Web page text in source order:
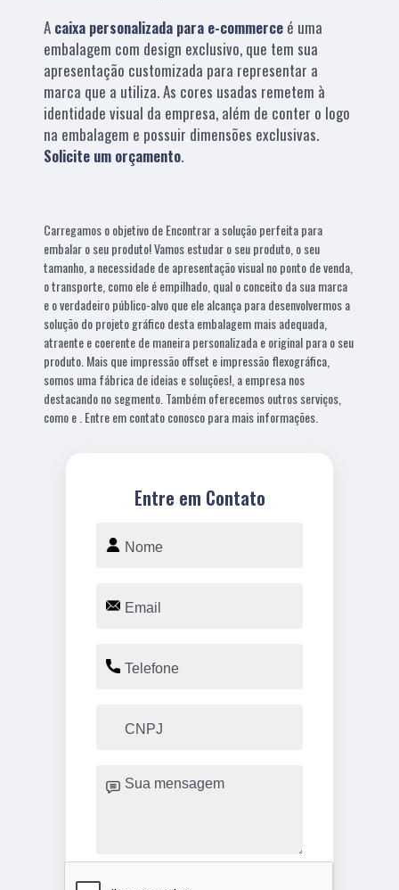
A caixa personalizada para e-commerce é uma
embalagem com design exclusivo, que tem sua
apresentação customizada para representar a
marca que a utiliza. As cores usadas remetem à
identidade visual da empresa, além de conter o logo
na embalagem e possuir dimensões exclusivas.
Solicite um orçamento.
Carregamos o objetivo de Encontrar a solução perfeita para
embalar o seu produto! Vamos estudar o seu produto, o seu
tamanho, a necessidade de apresentação visual no ponto de venda,
o transporte, como ele é empilhado, qual o conceito da sua marca
e o verdadeiro público-alvo que ele alcança para desenvolvermos a
solução do projeto gráfico desta embalagem mais adequada,
atraente e coerente de maneira personalizada e original para o seu
produto. Mais que impressão offset e impressão flexográfica,
somos uma fábrica de ideias e soluções!, a empresa nos
destacando no segmento. Também oferecemos outros serviços,
como e . Entre em contato conosco para mais informações.
Entre em Contato